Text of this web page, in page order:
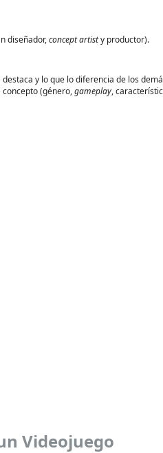
diseñador,concept artisty productor).
y lo que lo diferencia de los
(género,gameplay,
Videojuego